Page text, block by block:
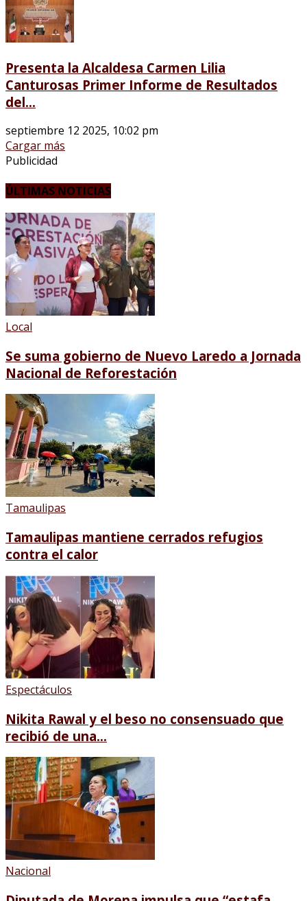
Presenta la Alcaldesa Carmen Lilia
Canturosas Primer Informe de Resultados
del...
septiembre 12 2025, 10:02 pm
Cargar más
Publicidad
ÚLTIMAS NOTICIAS
Local
Se suma gobierno de Nuevo Laredo a Jornada
Nacional de Reforestación
Tamaulipas
Tamaulipas mantiene cerrados refugios
contra el calor
Espectáculos
Nikita Rawal y el beso no consensuado que
recibió de una...
Nacional